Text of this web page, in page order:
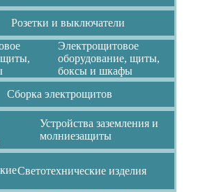
Розетки и выключатели
Электрощитовое
оборудование, щиты,
боксы и шкафы
Сборка электрощитов
Устройства заземления и
молниезащиты
Светотехнические изделия